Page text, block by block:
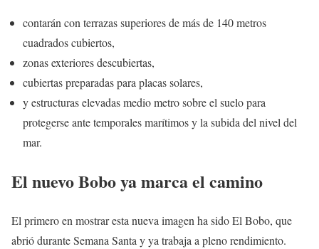
contarán con terrazas superiores de más de 140 metros
cuadrados cubiertos,
zonas exteriores descubiertas,
cubiertas preparadas para placas solares,
y estructuras elevadas medio metro sobre el suelo para
protegerse ante temporales marítimos y la subida del nivel del
mar.
El nuevo Bobo ya marca el camino
El primero en mostrar esta nueva imagen ha sido El Bobo, que
abrió durante Semana Santa y ya trabaja a pleno rendimiento.